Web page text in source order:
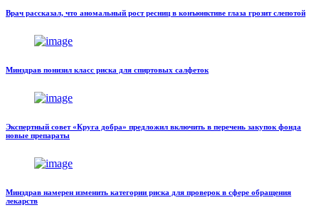
Врач рассказал, что аномальный рост ресниц в конъюнктиве глаза грозит слепотой
Минздрав понизил класс риска для спиртовых салфеток
Экспертный совет «Круга добра» предложил включить в перечень закупок фонда
новые препараты
Минздрав намерен изменить категории риска для проверок в сфере обращения
лекарств